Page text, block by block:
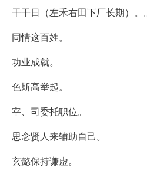
干干日（左禾右田下厂长期）。。
同情这百姓。
功业成就。
色斯高举起。
宰、司委托职位。
思念贤人来辅助自己。
玄懿保持谦虚。